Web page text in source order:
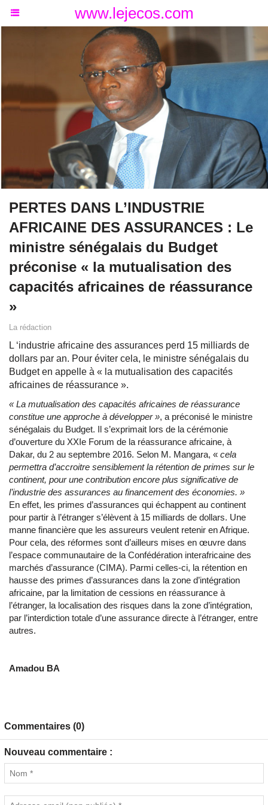
www.lejecos.com
PERTES DANS L’INDUSTRIE
AFRICAINE DES ASSURANCES : Le
ministre sénégalais du Budget
préconise « la mutualisation des
capacités africaines de réassurance
»
La rédaction
L ‘industrie africaine des assurances perd 15 milliards de
dollars par an. Pour éviter cela, le ministre sénégalais du
Budget en appelle à « la mutualisation des capacités
africaines de réassurance ».
« La mutualisation des capacités africaines de réassurance
constitue une approche à développer », a préconisé le ministre
sénégalais du Budget. Il s’exprimait lors de la cérémonie
d’ouverture du XXIe Forum de la réassurance africaine, à
Dakar, du 2 au septembre 2016. Selon M. Mangara, « cela
permettra d’accroitre sensiblement la rétention de primes sur le
continent, pour une contribution encore plus significative de
l’industrie des assurances au financement des économies. »
En effet, les primes d’assurances qui échappent au continent
pour partir à l’étranger s’élèvent à 15 milliards de dollars. Une
manne financière que les assureurs veulent retenir en Afrique.
Pour cela, des réformes sont d’ailleurs mises en œuvre dans
l’espace communautaire de la Confédération interafricaine des
marchés d’assurance (CIMA). Parmi celles-ci, la rétention en
hausse des primes d’assurances dans la zone d’intégration
africaine, par la limitation de cessions en réassurance à
l’étranger, la localisation des risques dans la zone d’intégration,
par l’interdiction totale d’une assurance directe à l’étranger, entre
autres.
Amadou BA
Commentaires (0)
Nouveau commentaire :